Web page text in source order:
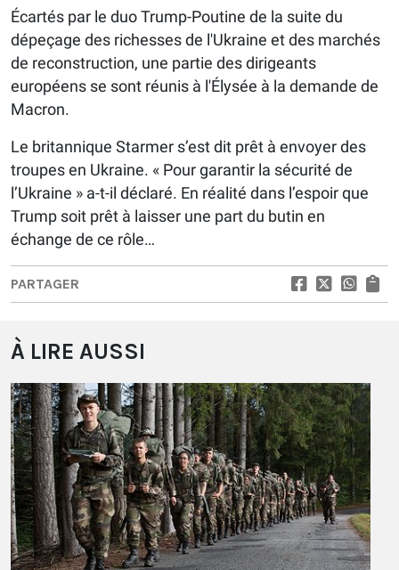
Écartés par le duo Trump-Poutine de la suite du
dépeçage des richesses de l'Ukraine et des marchés
de reconstruction, une partie des dirigeants
européens se sont réunis à l'Élysée à la demande de
Macron.
Le britannique Starmer s’est dit prêt à envoyer des
troupes en Ukraine. « Pour garantir la sécurité de
l’Ukraine » a-t-il déclaré. En réalité dans l’espoir que
Trump soit prêt à laisser une part du butin en
échange de ce rôle…
PARTAGER
À LIRE AUSSI